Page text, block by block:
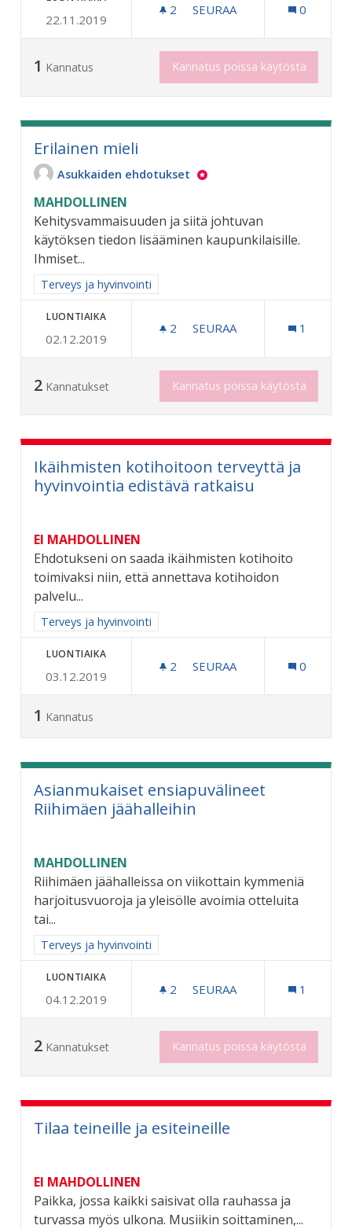
22.11.2019
2 2 SEURAAJAA
SEURAA 0
1 Kannatus Kannatus poissa käytöstä
Erilainen mieli
Asukkaiden ehdotukset
MAHDOLLINEN
Kehitysvammaisuuden ja siitä johtuvan
käytöksen tiedon lisääminen kaupunkilaisille.
Ihmiset...
Rajaa tulokset aihepiirin mukaan: Terveys ja hyvinvointi
Terveys ja hyvinvointi
LUONTIAIKA
02.12.2019
2 2 SEURAAJAA
SEURAA 1
2 Kannatukset Kannatus poissa käytöstä
Ikäihmisten kotihoitoon terveyttä ja
hyvinvointia edistävä ratkaisu
EI MAHDOLLINEN
Ehdotukseni on saada ikäihmisten kotihoito
toimivaksi niin, että annettava kotihoidon
palvelu...
Rajaa tulokset aihepiirin mukaan: Terveys ja hyvinvointi
Terveys ja hyvinvointi
LUONTIAIKA
03.12.2019
2 2 SEURAAJAA
SEURAA 0
1 Kannatus
Asianmukaiset ensiapuvälineet
Riihimäen jäähalleihin
MAHDOLLINEN
Riihimäen jäähalleissa on viikottain kymmeniä
harjoitusvuoroja ja yleisölle avoimia otteluita
tai...
Rajaa tulokset aihepiirin mukaan: Terveys ja hyvinvointi
Terveys ja hyvinvointi
LUONTIAIKA
04.12.2019
2 2 SEURAAJAA
SEURAA 1
2 Kannatukset Kannatus poissa käytöstä
Tilaa teineille ja esiteineille
EI MAHDOLLINEN
Paikka, jossa kaikki saisivat olla rauhassa ja
turvassa myös ulkona. Musiikin soittaminen,...